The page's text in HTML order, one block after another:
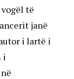
të
janë
i lartë i
i